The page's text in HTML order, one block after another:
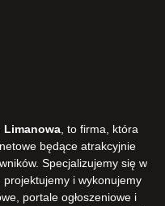
Limanowa, to firma, która
będące atrakcyjnie
Specjalizujemy się w
i wykonujemy
portale ogłoszeniowe i